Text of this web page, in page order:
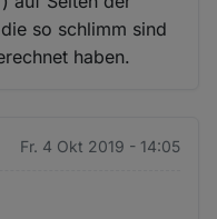
so schlimm sind
haben.
Fr. 4 Okt 2019 - 14:05